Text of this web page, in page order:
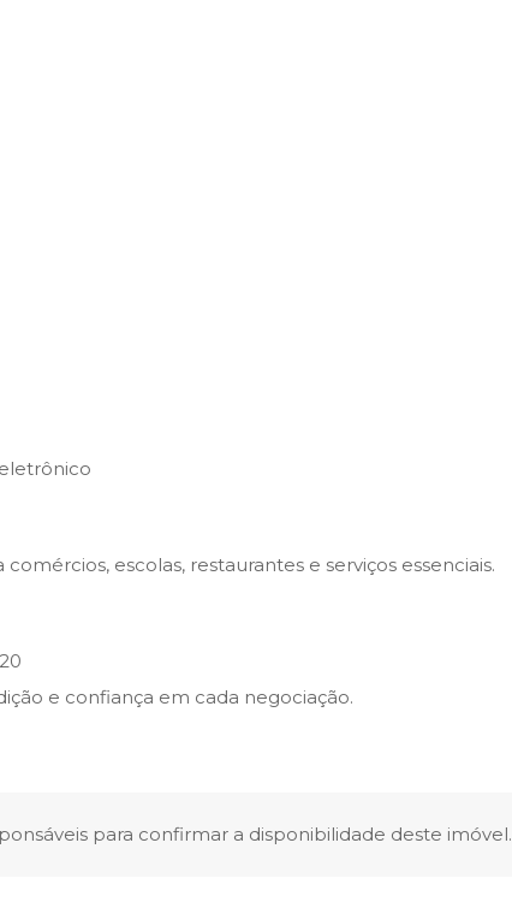
escolas, restaurantes e serviços essenciais.
e confiança em cada negociação.
para confirmar a disponibilidade deste imóvel.